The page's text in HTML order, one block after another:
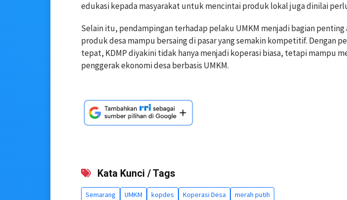
edukasi kepada masyarakat untuk mencintai produk lokal juga dinilai
Selain itu, pendampingan terhadap pelaku UMKM menjadi bagian penting
produk desa mampu bersaing di pasar yang semakin kompetitif. Dengan
tepat, KDMP diyakini tidak hanya menjadi koperasi biasa, tetapi mampu
penggerak ekonomi desa berbasis UMKM.
Kata Kunci / Tags
Semarang UMKM kopdes Koperasi Desa merah putih